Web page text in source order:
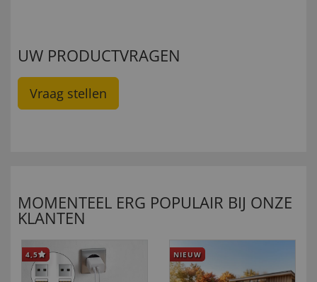
UW PRODUCTVRAGEN
Vraag stellen
MOMENTEEL ERG POPULAIR BIJ ONZE
KLANTEN
4,5 NIEUW